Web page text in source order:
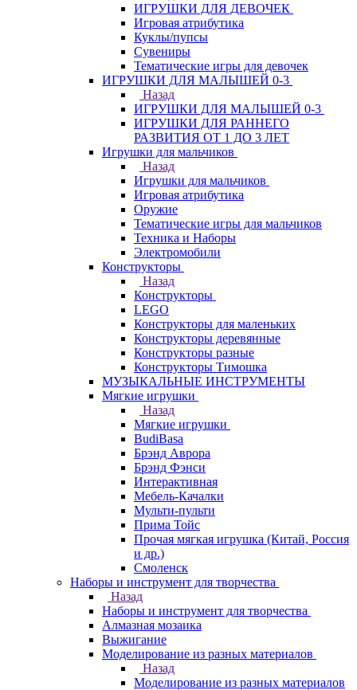
ИГРУШКИ ДЛЯ ДЕВОЧЕК
Игровая атрибутика
Куклы/пупсы
Сувениры
Тематические игры для девочек
ИГРУШКИ ДЛЯ МАЛЫШЕЙ 0-3
Назад
ИГРУШКИ ДЛЯ МАЛЫШЕЙ 0-3
ИГРУШКИ ДЛЯ РАННЕГО
РАЗВИТИЯ ОТ 1 ДО 3 ЛЕТ
Игрушки для мальчиков
Назад
Игрушки для мальчиков
Игровая атрибутика
Оружие
Тематические игры для мальчиков
Техника и Наборы
Электромобили
Конструкторы
Назад
Конструкторы
LEGO
Конструкторы для маленьких
Конструкторы деревянные
Конструкторы разные
Конструкторы Тимошка
МУЗЫКАЛЬНЫЕ ИНСТРУМЕНТЫ
Мягкие игрушки
Назад
Мягкие игрушки
BudiBasa
Брэнд Аврора
Брэнд Фэнси
Интерактивная
Мебель-Качалки
Мульти-пульти
Прима Тойс
Прочая мягкая игрушка (Китай, Россия
и др.)
Смоленск
Наборы и инструмент для творчества
Назад
Наборы и инструмент для творчества
Алмазная мозаика
Выжигание
Моделирование из разных материалов
Назад
Моделирование из разных материалов